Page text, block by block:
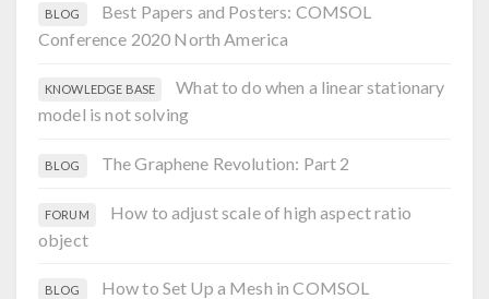
BLOG
Best Papers and Posters: COMSOL
Conference 2020 North America
KNOWLEDGE BASE
What to do when a linear stationary
model is not solving
BLOG The Graphene Revolution: Part 2
FORUM
How to adjust scale of high aspect ratio
object
BLOG
How to Set Up a Mesh in COMSOL